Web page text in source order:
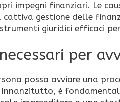
impegni finanziari. Le
cattiva gestione delle
strumenti giuridici efficaci
per
possa avviare una
Innanzitutto, è